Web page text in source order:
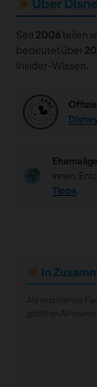
Über
Seit 2006teilen
bedeutet über
Insider-Wissen.
innen.
Tipps
In